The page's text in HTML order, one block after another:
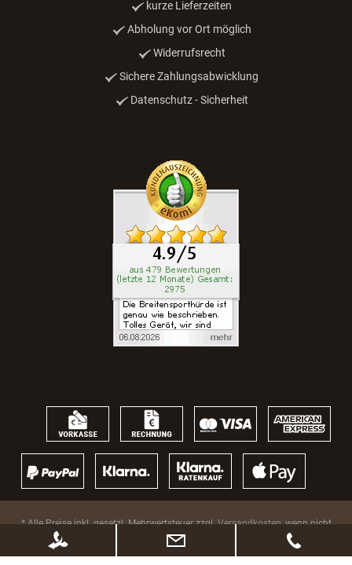
kurze Lieferzeiten
Abholung vor Ort möglich
Widerrufsrecht
Sichere Zahlungsabwicklung
Datenschutz - Sicherheit
* Alle Preise inkl. gesetzl. Mehrwertsteuer zzgl.Versandkosten, wenn nicht
anders beschrieben. Ggf. Anpassung der Preise nach Änderung des